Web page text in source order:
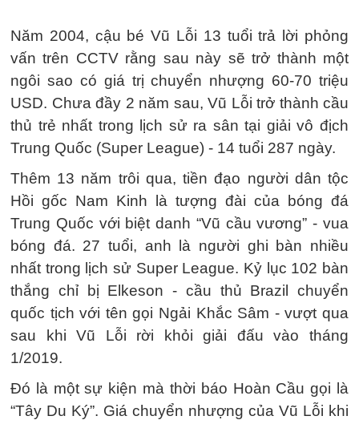
Năm 2004, cậu bé Vũ Lỗi 13 tuổi trả lời phỏng
vấn trên CCTV rằng sau này sẽ trở thành một
ngôi sao có giá trị chuyển nhượng 60-70 triệu
USD. Chưa đầy 2 năm sau, Vũ Lỗi trở thành cầu
thủ trẻ nhất trong lịch sử ra sân tại giải vô địch
Trung Quốc (Super League) - 14 tuổi 287 ngày.
Thêm 13 năm trôi qua, tiền đạo người dân tộc
Hồi gốc Nam Kinh là tượng đài của bóng đá
Trung Quốc với biệt danh “Vũ cầu vương” - vua
bóng đá. 27 tuổi, anh là người ghi bàn nhiều
nhất trong lịch sử Super League. Kỷ lục 102 bàn
thắng chỉ bị Elkeson - cầu thủ Brazil chuyển
quốc tịch với tên gọi Ngải Khắc Sâm - vượt qua
sau khi Vũ Lỗi rời khỏi giải đấu vào tháng
1/2019.
Đó là một sự kiện mà thời báo Hoàn Cầu gọi là
“Tây Du Ký”. Giá chuyển nhượng của Vũ Lỗi khi